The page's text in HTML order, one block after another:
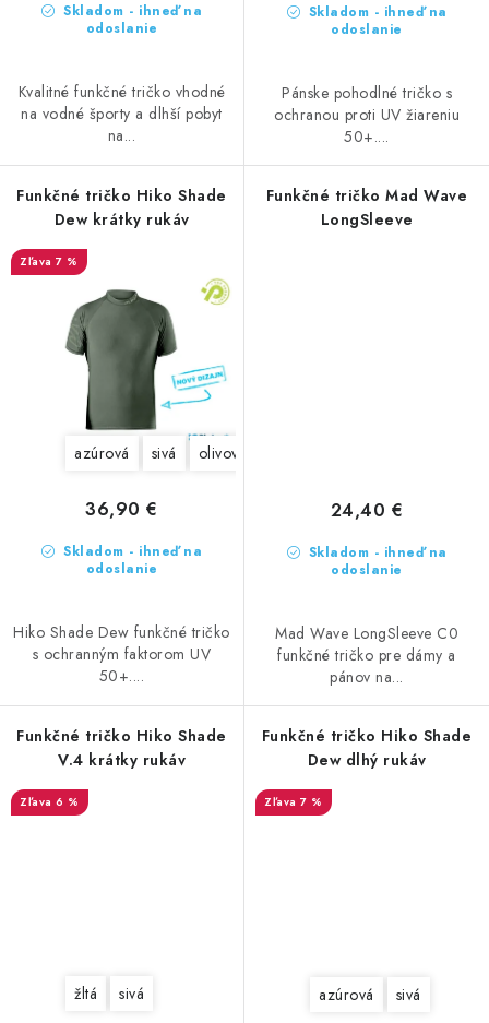
Skladom - ihneď na
odoslanie
Kvalitné funkčné tričko vhodné
na vodné športy a dlhší pobyt
na...
Skladom - ihneď na
odoslanie
Pánske pohodlné tričko s
ochranou proti UV žiareniu
50+....
Funkčné tričko Hiko Shade
Dew krátky rukáv
7 %
azúrová sivá olivová
Skladom - ihneď na
odoslanie
36,90 €
Hiko Shade Dew funkčné tričko
s ochranným faktorom UV
50+....
Funkčné tričko Mad Wave
LongSleeve
Skladom - ihneď na
odoslanie
24,40 €
Mad Wave LongSleeve C0
funkčné tričko pre dámy a
pánov na...
Funkčné tričko Hiko Shade
V.4 krátky rukáv
6 %
žltá sivá
Funkčné tričko Hiko Shade
Dew dlhý rukáv
7 %
azúrová sivá